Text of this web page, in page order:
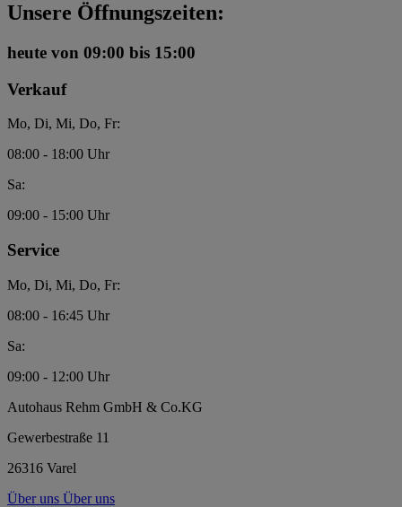
Unsere Öffnungszeiten:
heute von 09:00 bis 15:00
Verkauf
Mo, Di, Mi, Do, Fr:
08:00 - 18:00 Uhr
Sa:
09:00 - 15:00 Uhr
Service
Mo, Di, Mi, Do, Fr:
08:00 - 16:45 Uhr
Sa:
09:00 - 12:00 Uhr
Autohaus Rehm GmbH & Co.KG
Gewerbestraße 11
26316 Varel
Über uns Über uns